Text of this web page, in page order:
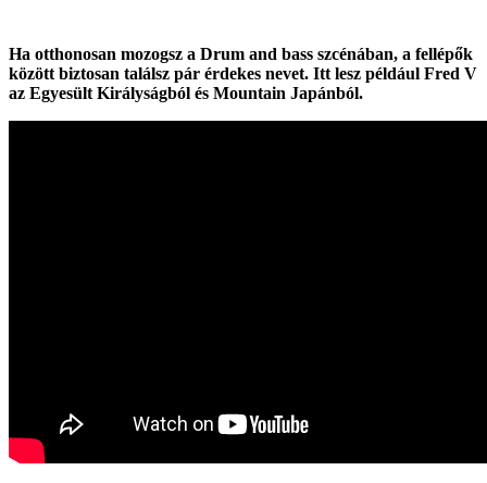
Ha otthonosan mozogsz a Drum and bass szcénában, a fellépők
között biztosan találsz pár érdekes nevet. Itt lesz például Fred V
az Egyesült Királyságból és Mountain Japánból.